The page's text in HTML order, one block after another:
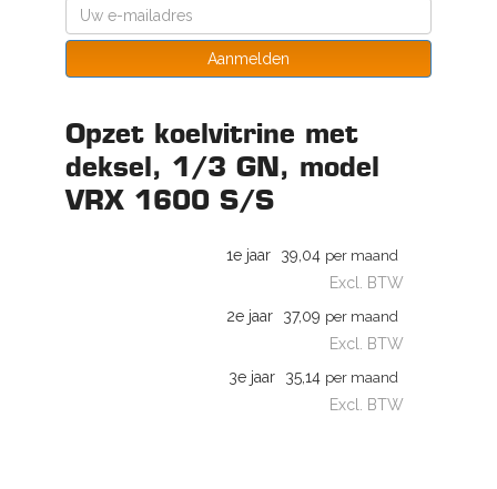
Aanmelden
Opzet koelvitrine met
deksel, 1/3 GN, model
VRX 1600 S/S
1e jaar 39,04 per maand
Excl. BTW
2e jaar
37,09 per maand
Excl. BTW
3e jaar
35,14 per maand
Excl. BTW